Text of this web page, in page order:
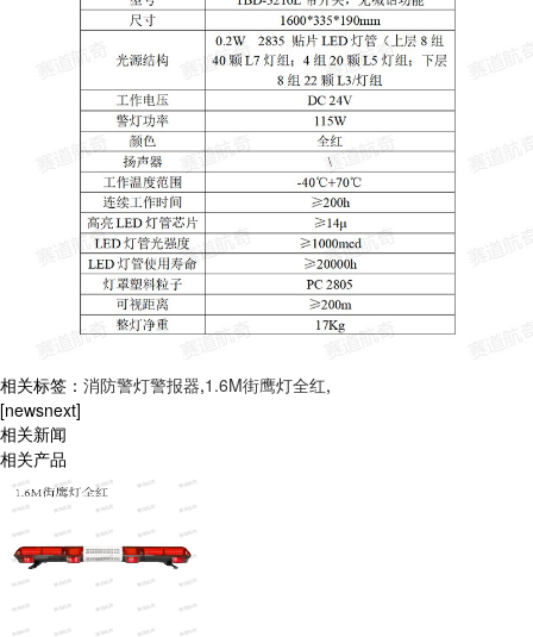
相关标签： 消防警灯警报器,1.6M街鹰灯全红,
[newsnext]
相关新闻
相关产品